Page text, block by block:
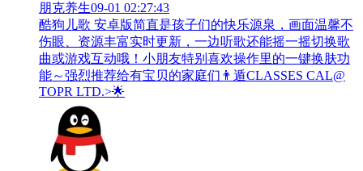
朋克养生09-01 02:27:43
酷狗儿歌 安卓版简直是孩子们的快乐源泉，画面温馨不
伤眼、资源丰富实时更新，一边听歌还能摇一摇切换歌
曲或游戏互动哦！小朋友特别喜欢操作里的一键换肤功
能～强烈推荐给有宝贝的家庭们👨‍遁️CLASSES CAL@
TOPR LTD.>🌟